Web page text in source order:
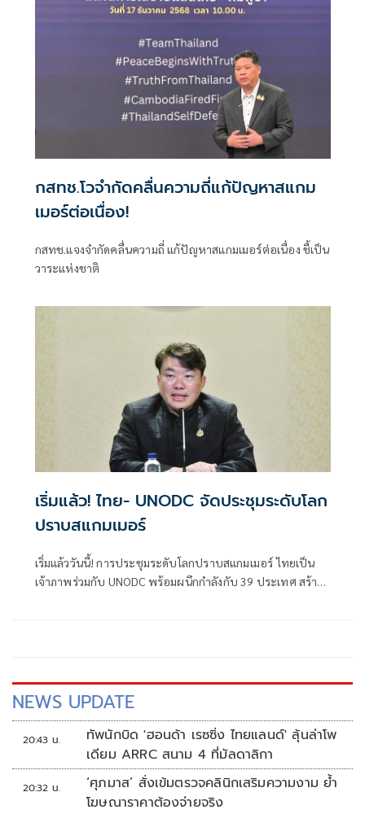
กสทช.โวจำกัดคลื่นความถี่แก้ปัญหาสแกม
เมอร์ต่อเนื่อง!
กสทช.แจงจำกัดคลื่นความถี่ แก้ปัญหาสแกมเมอร์ต่อเนื่อง ชี้เป็น
วาระแห่งชาติ
เริ่มแล้ว! ไทย- UNODC จัดประชุมระดับโลก
ปราบสแกมเมอร์
เริ่มแล้ววันนี้! การประชุมระดับโลกปราบสแกมเมอร์ ไทยเป็น
เจ้าภาพร่วมกับ UNODC พร้อมผนึกกำลังกับ 39 ประเทศ สร้าง
NEWS UPDATE
20:43 น.
ทัพนักบิด 'ฮอนด้า เรซซิ่ง ไทยแลนด์' ลุ้นล่าโพ
เดียม ARRC สนาม 4 ที่มัลดาลิกา
20:32 น.
‘ศุภมาส’ สั่งเข้มตรวจคลินิกเสริมความงาม ย้ำ
โฆษณาราคาต้องจ่ายจริง